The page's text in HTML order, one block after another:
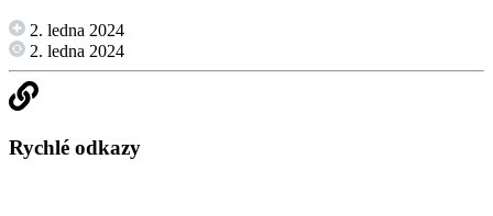
2. ledna 2024
2. ledna 2024
Rychlé odkazy